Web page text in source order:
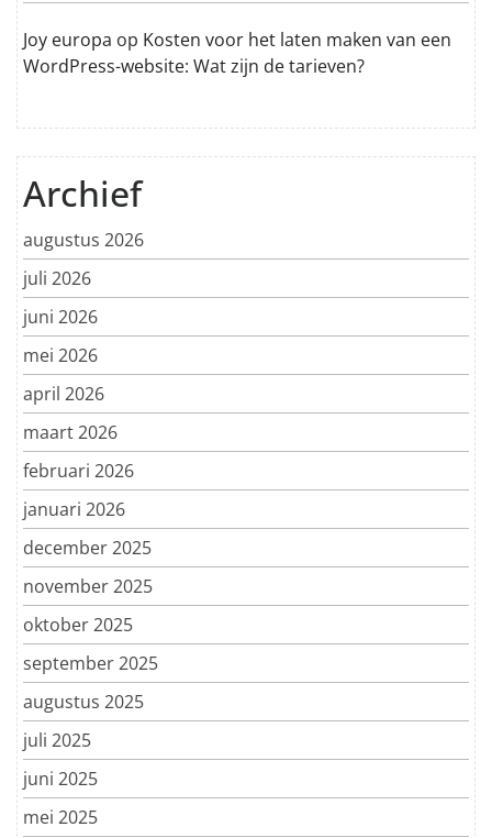
Joy europa op Kosten voor het laten maken van een
WordPress-website: Wat zijn de tarieven?
Archief
augustus 2026
juli 2026
juni 2026
mei 2026
april 2026
maart 2026
februari 2026
januari 2026
december 2025
november 2025
oktober 2025
september 2025
augustus 2025
juli 2025
juni 2025
mei 2025